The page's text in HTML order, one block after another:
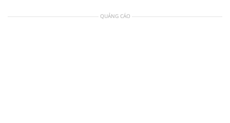
QUẢNG CÁO